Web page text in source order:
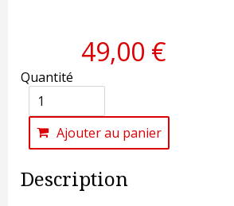
49,00 €
Quantité
Ajouter au panier
Description